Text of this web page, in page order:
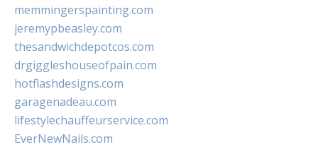
memmingerspainting.com
jeremypbeasley.com
thesandwichdepotcos.com
drgiggleshouseofpain.com
hotflashdesigns.com
garagenadeau.com
lifestylechauffeurservice.com
EverNewNails.com